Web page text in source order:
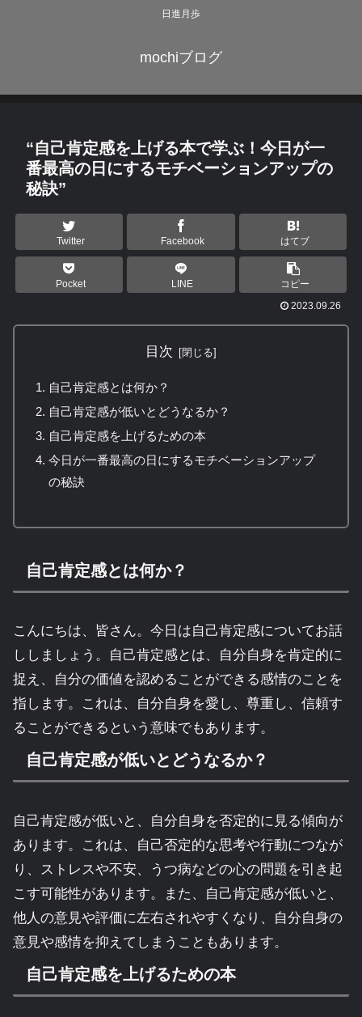
日進月歩
mochiブログ
“自己肯定感を上げる本で学ぶ！今日が一
番最高の日にするモチベーションアップの
秘訣”
Twitter Facebook はてブ
Pocket LINE
コピー
2023.09.26
目次
自己肯定感とは何か？
自己肯定感が低いとどうなるか？
自己肯定感を上げるための本
今日が一番最高の日にするモチベーションアップ
の秘訣
自己肯定感とは何か？
こんにちは、皆さん。今日は自己肯定感についてお話
ししましょう。自己肯定感とは、自分自身を肯定的に
捉え、自分の価値を認めることができる感情のことを
指します。これは、自分自身を愛し、尊重し、信頼す
ることができるという意味でもあります。
自己肯定感が低いとどうなるか？
自己肯定感が低いと、自分自身を否定的に見る傾向が
あります。これは、自己否定的な思考や行動につなが
り、ストレスや不安、うつ病などの心の問題を引き起
こす可能性があります。また、自己肯定感が低いと、
他人の意見や評価に左右されやすくなり、自分自身の
意見や感情を抑えてしまうこともあります。
自己肯定感を上げるための本